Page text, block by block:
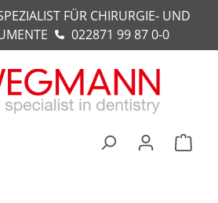
FÜR CHIRURGIE- UND
022871 99 87 0-0